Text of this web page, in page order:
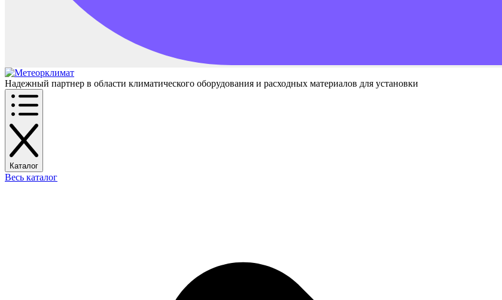
Надежный партнер в области климатического оборудования и расходных материалов для установки
Каталог
Весь каталог